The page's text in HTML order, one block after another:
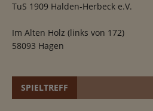
TuS 1909 Halden-Herbeck e.V.
Im Alten Holz (links von 172)
58093 Hagen
SPIELTREFF